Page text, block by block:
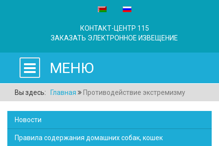
КОНТАКТ-ЦЕНТР 115
ЗАКАЗАТЬ ЭЛЕКТРОННОЕ ИЗВЕЩЕНИЕ
МЕНЮ
Вы здесь: Главная Противодействие экстремизму
Новости
Правила содержания домашних собак, кошек